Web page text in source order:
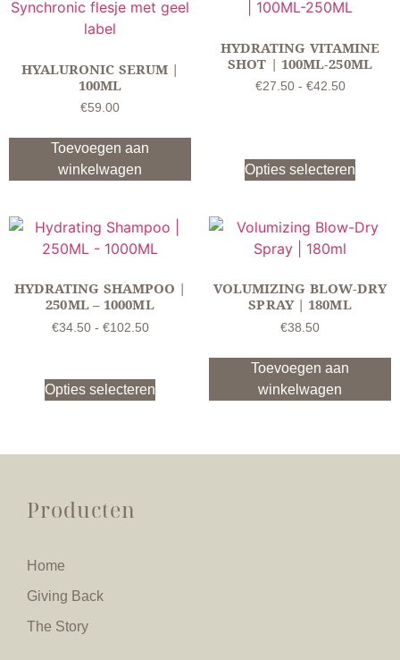
HYALURONIC SERUM |
100ML
€59.00
Toevoegen aan
winkelwagen
HYDRATING VITAMINE
SHOT | 100ML-250ML
€27.50 - €42.50
Opties selecteren
HYDRATING SHAMPOO |
250ML – 1000ML
€34.50 - €102.50
Opties selecteren
VOLUMIZING BLOW-DRY
SPRAY | 180ML
€38.50
Toevoegen aan
winkelwagen
Producten
Home
Giving Back
The Story